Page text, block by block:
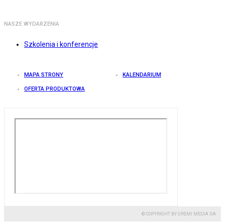
NASZE WYDARZENIA
Szkolenia i konferencje
MAPA STRONY KALENDARIUM
OFERTA PRODUKTOWA
© COPYRIGHT BY GREMI MEDIA SA